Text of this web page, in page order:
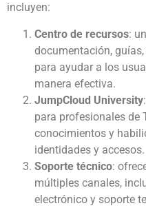
incluyen:
Centro de recursos:
documentación,
para ayudar a los
manera efectiva.
JumpCloud University
para profesionales de
conocimientos y
identidades y accesos.
Soporte técnico:
múltiples canales,
electrónico y soporte